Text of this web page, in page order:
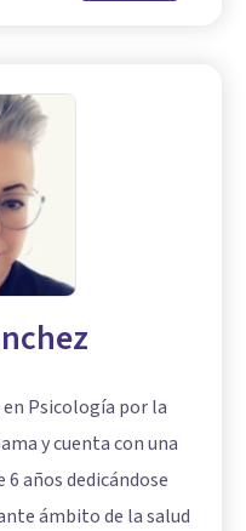
Psicología por la
y cuenta con una
años dedicándose
ámbito de la salud